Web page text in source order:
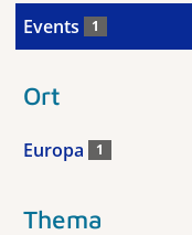
Events 1
Ort
Europa 1
Thema